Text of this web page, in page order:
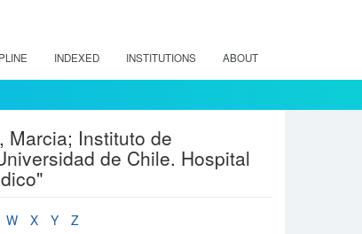
INDEXED INSTITUTIONS ABOUT
Marcia; Instituto de
de Chile. Hospital
W X Y
Z